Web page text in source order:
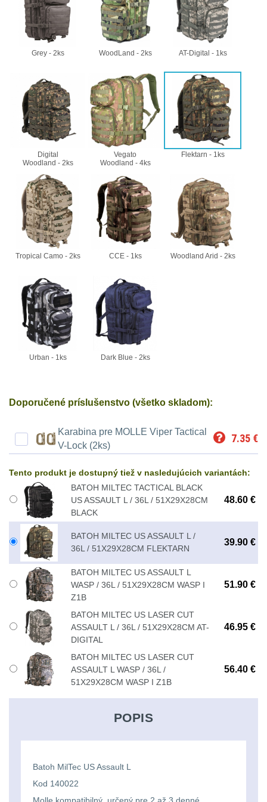
Svítilny
pro
21700
Svítilny
pro
26650
baterie
Svítilny
pro
CR123A
nebo
ion
16340
baterie
-
čelovky
svietidlá
Lucerny
kempingové
lampy
Potápačské
svetlá
Kapesní
svítilny
Vyhledávací
svítilny
Peněženky
Doplňky
batohům
Svietidlá s magnetom2
Svietidlá CRI≥90 1
Laserové značkovače9
Držiaky a
príslušenstvo
34
186501
14500 / AA / AAA4
16340 a CR1231
Náhradné diely 7
BATOHY A TAŠKY
(1563)
Batohy216
Méně než 10 L13
10 - 20 L26
20 - 30 L
Nad 30 L
Batohy přes rameno
15
Cestovní batohy a
tašky6
Dětské batohy3
Duffle bagy25
Grey - 2ks WoodLand - 2ks AT-Digital - 1ks
Digital
Woodland - 2ks
Vegato
Woodland - 4ks
Flektarn - 1ks
Tropical Camo - 2ks CCE - 1ks Woodland Arid - 2ks
Urban - 1ks Dark Blue - 2ks
Doporučené príslušenstvo (všetko skladom):
Karabina pre MOLLE Viper Tactical
V-Lock (2ks)
7.35 €
Tento produkt je dostupný tiež v nasledujúcich variantách:
BATOH MILTEC TACTICAL BLACK
US ASSAULT L / 36L / 51X29X28CM
BLACK
48.60 €
BATOH MILTEC US ASSAULT L /
36L / 51X29X28CM FLEKTARN
39.90 €
BATOH MILTEC US ASSAULT L
WASP / 36L / 51X29X28CM WASP I
Z1B
51.90 €
BATOH MILTEC US LASER CUT
ASSAULT L / 36L / 51X29X28CM AT-
DIGITAL
46.95 €
BATOH MILTEC US LASER CUT
ASSAULT L WASP / 36L /
51X29X28CM WASP I Z1B
56.40 €
POPIS
Batoh MilTec US Assault L
Kod 140022